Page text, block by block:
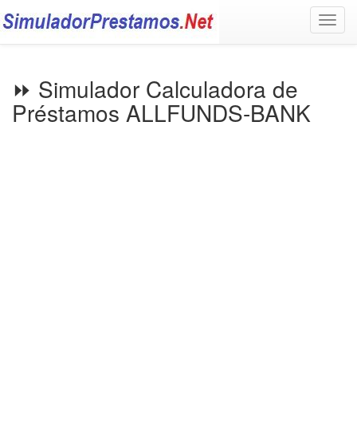
⏩ Simulador Calculadora de
Préstamos ALLFUNDS-BANK